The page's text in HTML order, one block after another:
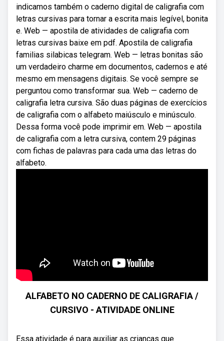
indicamos também o caderno digital de caligrafia com
letras cursivas para tornar a escrita mais legível, bonita
e. Web — apostila de atividades de caligrafia com
letras cursivas baixe em pdf. Apostila de caligrafia
familias silabicas telegram. Web — letras bonitas são
um verdadeiro charme em documentos, cadernos e até
mesmo em mensagens digitais. Se você sempre se
perguntou como transformar sua. Web — caderno de
caligrafia letra cursiva. São duas páginas de exercícios
de caligrafia com o alfabeto maiúsculo e minúsculo.
Dessa forma você pode imprimir em. Web — apostila
de caligrafia com a letra cursiva, contem 29 páginas
com fichas de palavras para cada uma das letras do
alfabeto.
ALFABETO NO CADERNO DE CALIGRAFIA /
CURSIVO - ATIVIDADE ONLINE
Essa atividade é para auxiliar as crianças que